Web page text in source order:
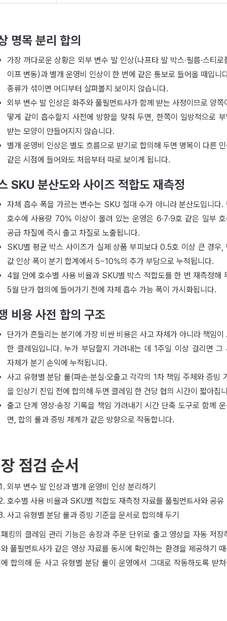
명목 분리 합의
가장 까다로운 상황은 외부 변수 발 인상(나프타 발 박스·필름·스티로
이프 변동)과 별개 운영비 인상이 한 번에 같은 통보로 들어올 때입니
종류가 섞이면 어디부터 살펴볼지 보이지 않습니다.
외부 변수 발 인상은 화주와 풀필먼트사가 함께 받는 사정이므로 양쪽
떻게 같이 흡수할지 사전에 방향을 맞춰 두면, 한쪽이 일방적으로
받는 모양이 만들어지지 않습니다.
별개 운영비 인상은 별도 흐름으로 받기로 합의해 두면 명목이 다른
같은 시점에 들어와도 처음부터 따로 보이게 됩니다.
SKU 분산도와 사이즈 적합도 재측정
자체 흡수 폭을 가르는 변수는 SKU 절대 수가 아니라 분산도입니다.
호수에 사용량 70% 이상이 몰려 있는 운영은 6·7·9호 같은 일부
공급 차질에 즉시 출고 차질로 노출됩니다.
SKU별 평균 박스 사이즈가 실제 상품 부피보다 0.5호 이상 큰 경우,
값 인상 폭이 분기 합계에서 5~10%의 추가 부담으로 누적됩니다.
4월 안에 호수별 사용 비율과 SKU별 박스 적합도를 한 번 재측정해
5월 단가 협의에 들어가기 전에 자체 흡수 가능 폭이 가시화됩니다.
비용 사전 합의 구조
단가가 흔들리는 분기에 가장 비싼 비용은 사고 자체가 아니라 책임이
한 클레임입니다. 누가 부담할지 가려내는 데 1주일 이상 걸리면 그
자체가 분기 손익에 누적됩니다.
사고 유형별 분담 룰(파손·분실·오출고 각각의 1차 책임 주체와 증빙
을 인상기 진입 전에 합의해 두면 클레임 한 건당 협의 시간이 짧아집
출고 단계 영상·송장 기록을 책임 가려내기 시간 단축 도구로 함께
면, 합의 룰과 증빙 체계가 같은 방향으로 작동합니다.
점검 순서
외부 변수 발 인상과 별개 운영비 인상 분리하기
호수별 사용 비율과 SKU별 적합도 재측정 자료를 풀필먼트사와 공유
사고 유형별 분담 룰과 증빙 기준을 문서로 합의해 두기
킹의 클레임 관리 기능은 송장과 주문 단위로 출고 영상을 자동 저장
풀필먼트사가 같은 영상 자료를 동시에 확인하는 환경을 제공하기
합의해 둔 사고 유형별 분담 룰이 운영에서 그대로 작동하도록 받